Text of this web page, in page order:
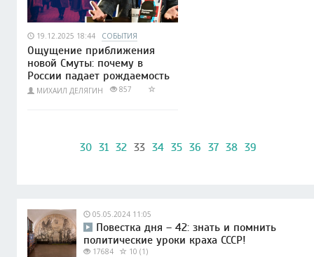
19.12.2025 18:44 СОБЫТИЯ
Ощущение приближения
новой Смуты: почему в
России падает рождаемость
МИХАИЛ ДЕЛЯГИН 857
30 31 32 33 34 35 36 37 38 39
05.05.2024 11:05
Повестка дня – 42: знать и помнить
политические уроки краха СССР!
17684 10 (1)